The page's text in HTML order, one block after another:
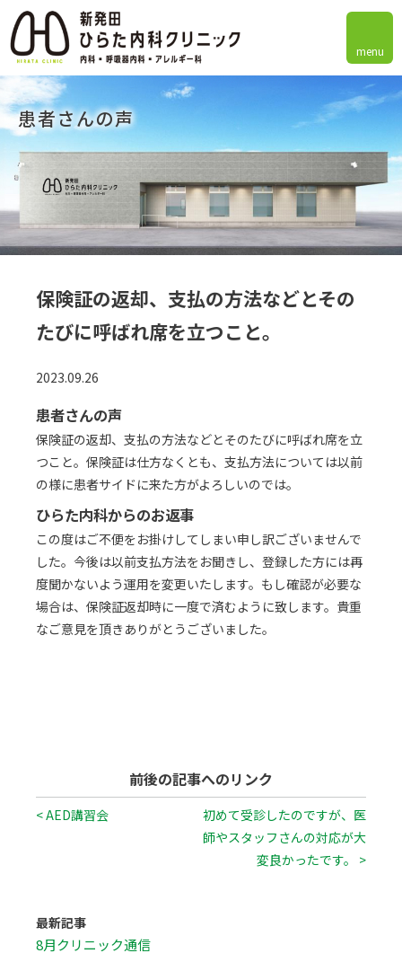
患者さんの声
保険証の返却、支払の方法などとその
たびに呼ばれ席を立つこと。
2023.09.26
患者さんの声
保険証の返却、支払の方法などとそのたびに呼ばれ席を立
つこと。保険証は仕方なくとも、支払方法については以前
の様に患者サイドに来た方がよろしいのでは。
ひらた内科からのお返事
この度はご不便をお掛けしてしまい申し訳ございませんで
した。今後は以前支払方法をお聞きし、登録した方には再
度聞かないよう運用を変更いたします。もし確認が必要な
場合は、保険証返却時に一度で済むように致します。貴重
なご意見を頂きありがとうございました。
前後の記事へのリンク
< AED講習会
初めて受診したのですが、医
師やスタッフさんの対応が大
変良かったです。 >
最新記事
8月クリニック通信
menu